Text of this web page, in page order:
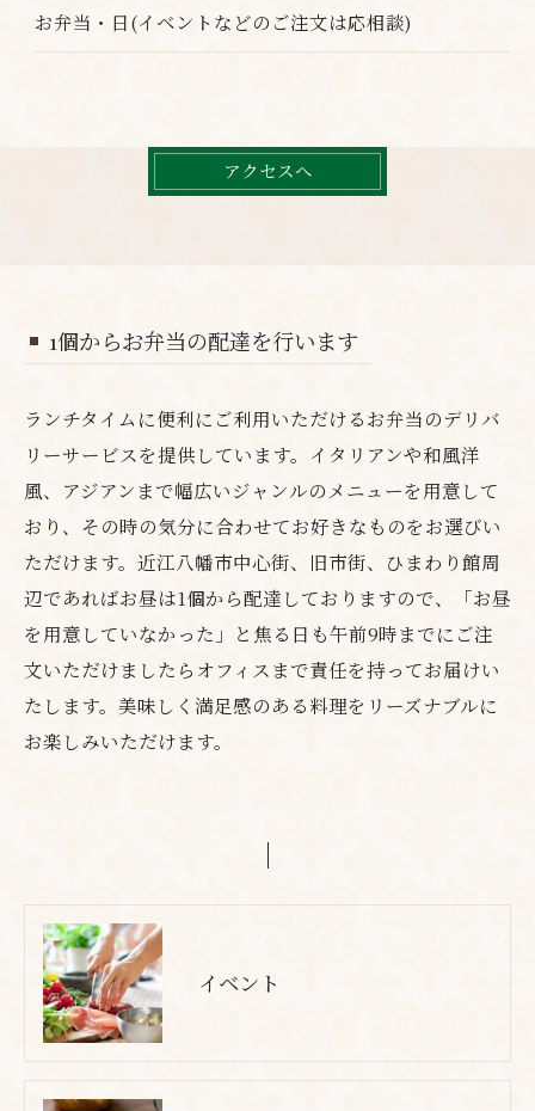
お弁当・日(イベントなどのご注文は応相談)
アクセスへ
1個からお弁当の配達を行います
ランチタイムに便利にご利用いただけるお弁当のデリバ
リーサービスを提供しています。イタリアンや和風洋
風、アジアンまで幅広いジャンルのメニューを用意して
おり、その時の気分に合わせてお好きなものをお選びい
ただけます。近江八幡市中心街、旧市街、ひまわり館周
辺であればお昼は1個から配達しておりますので、「お昼
を用意していなかった」と焦る日も午前9時までにご注
文いただけましたらオフィスまで責任を持ってお届けい
たします。美味しく満足感のある料理をリーズナブルに
お楽しみいただけます。
イベント